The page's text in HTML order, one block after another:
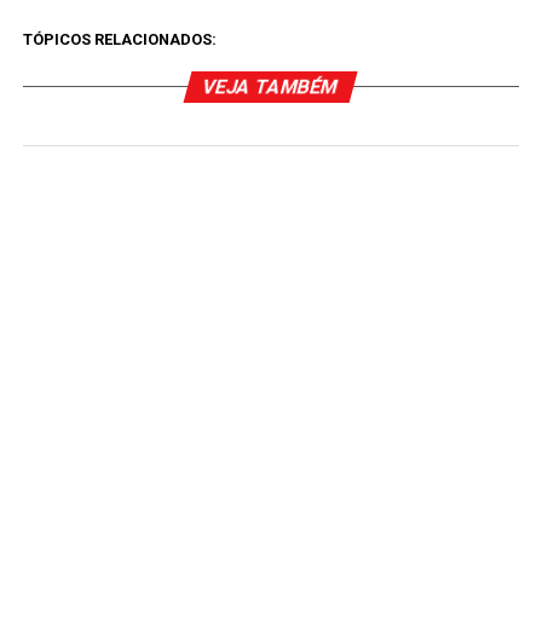
TÓPICOS RELACIONADOS:
VEJA TAMBÉM